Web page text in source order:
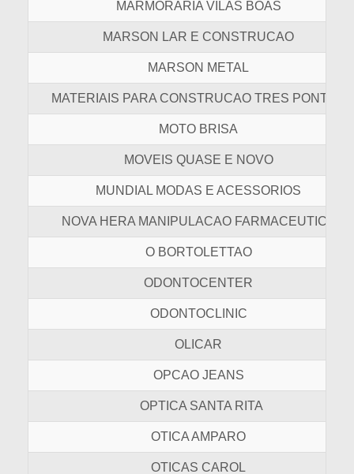
MARMORARIA VILAS BOAS
MARSON LAR E CONSTRUCAO
MARSON METAL
MATERIAIS PARA CONSTRUCAO TRES PONTES
MOTO BRISA
MOVEIS QUASE E NOVO
MUNDIAL MODAS E ACESSORIOS
NOVA HERA MANIPULACAO FARMACEUTICA
O BORTOLETTAO
ODONTOCENTER
ODONTOCLINIC
OLICAR
OPCAO JEANS
OPTICA SANTA RITA
OTICA AMPARO
OTICAS CAROL